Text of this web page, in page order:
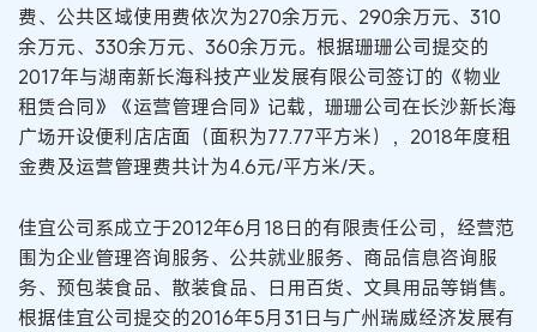
费、公共区域使用费依次为270余万元、290余万元、310
余万元、330余万元、360余万元。根据珊珊公司提交的
2017年与湖南新长海科技产业发展有限公司签订的《物业
租赁合同》《运营管理合同》记载，珊珊公司在长沙新长海
广场开设便利店店面（面积为77.77平方米），2018年度租
金费及运营管理费共计为4.6元/平方米/天。
佳宜公司系成立于2012年6月18日的有限责任公司，经营范
围为企业管理咨询服务、公共就业服务、商品信息咨询服
务、预包装食品、散装食品、日用百货、文具用品等销售。
根据佳宜公司提交的2016年5月31日与广州瑞威经济发展有